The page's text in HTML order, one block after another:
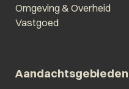
Omgeving & Overheid
Vastgoed
Aandachtsgebieden